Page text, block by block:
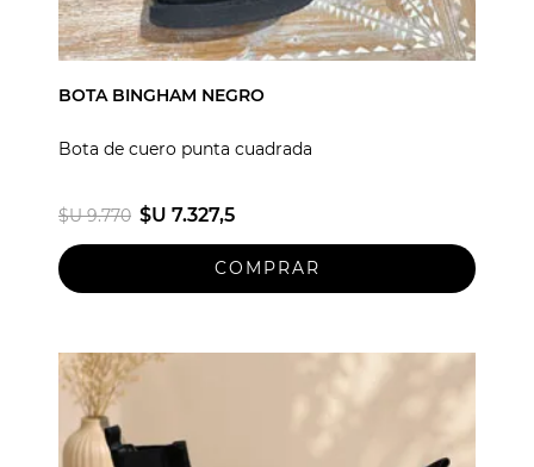
BOTA BINGHAM NEGRO
Bota de cuero punta cuadrada
$U 9.770 $U 7.327,5